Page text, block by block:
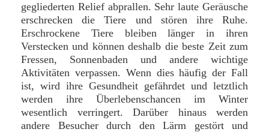
gegliederten Relief abprallen. Sehr laute Geräusche
erschrecken die Tiere und stören ihre Ruhe.
Erschrockene Tiere bleiben länger in ihren
Verstecken und können deshalb die beste Zeit zum
Fressen, Sonnenbaden und andere wichtige
Aktivitäten verpassen. Wenn dies häufig der Fall
ist, wird ihre Gesundheit gefährdet und letztlich
werden ihre Überlebenschancen im Winter
wesentlich verringert. Darüber hinaus werden
andere Besucher durch den Lärm gestört und